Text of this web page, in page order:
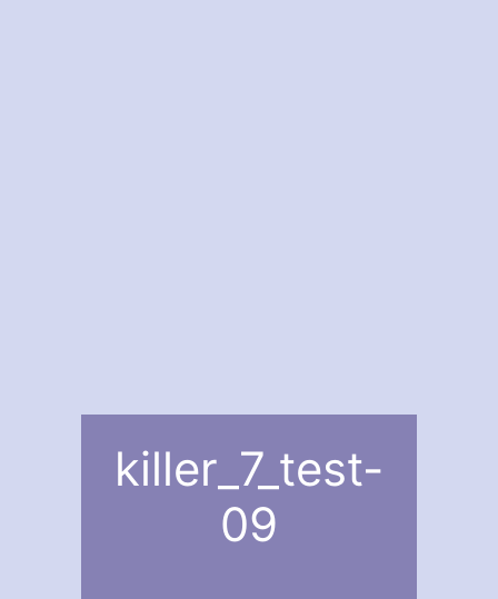
killer_7_test-
09